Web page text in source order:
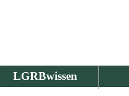
LGRBwissen